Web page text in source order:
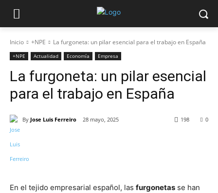
Inicio +NPE La furgoneta: un pilar esencial para el trabajo en España
+NPE Actualidad Economía Empresa
La furgoneta: un pilar esencial
para el trabajo en España
By Jose Luis Ferreiro 28 mayo, 2025 0
198
En el tejido empresarial español, las furgonetas se han